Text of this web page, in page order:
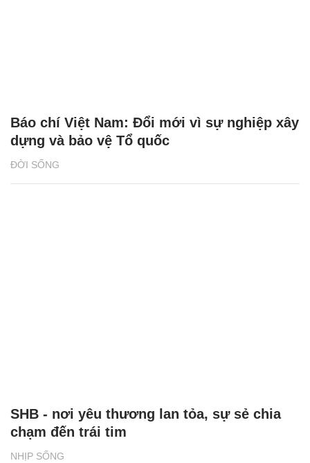
ĐỜI SỐNG
Báo chí Việt Nam: Đổi mới vì sự nghiệp xây
dựng và bảo vệ Tổ quốc
NHỊP SỐNG
SHB - nơi yêu thương lan tỏa, sự sẻ chia
chạm đến trái tim